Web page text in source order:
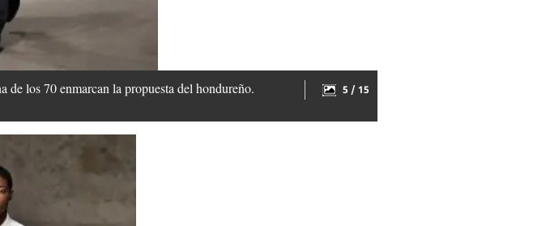
de los 70 enmarcan la propuesta del hondureño.
5 / 15